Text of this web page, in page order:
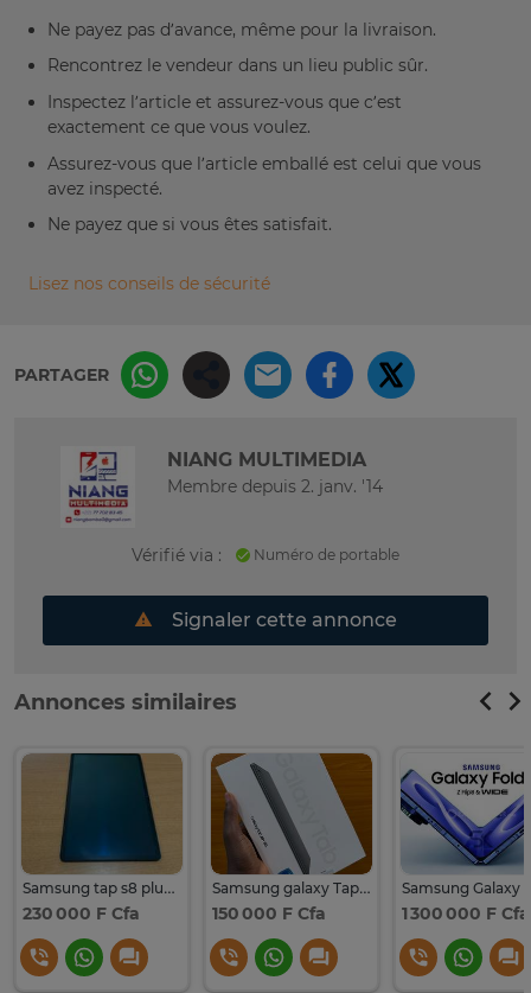
Ne payez pas d’avance, même pour la livraison.
Rencontrez le vendeur dans un lieu public sûr.
Inspectez l’article et assurez-vous que c’est
exactement ce que vous voulez.
Assurez-vous que l’article emballé est celui que vous
avez inspecté.
Ne payez que si vous êtes satisfait.
Lisez nos conseils de sécurité
PARTAGER
NIANG MULTIMEDIA
Membre depuis 2. janv. '14
Vérifié via : Numéro de portable
Signaler cette annonce
Annonces similaires
Samsung tap s8 plus 256
230 000 F Cfa
Samsung galaxy Tap A9 plus 64GB 5G
150 000 F Cfa 1 300 000 F Cfa